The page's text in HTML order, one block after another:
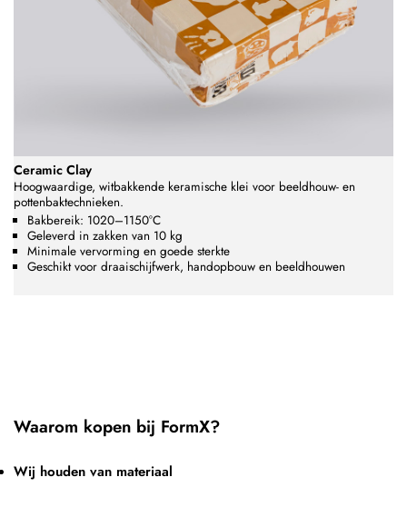
Ceramic Clay
Hoogwaardige, witbakkende keramische klei voor beeldhouw- en
pottenbaktechnieken.
Bakbereik: 1020–1150°C
Geleverd in zakken van 10 kg
Minimale vervorming en goede sterkte
Geschikt voor draaischijfwerk, handopbouw en beeldhouwen
Waarom kopen bij FormX?
Wij houden van materiaal